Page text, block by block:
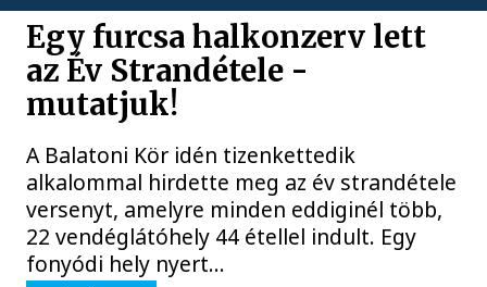
Egy furcsa halkonzerv lett
az Év Strandétele -
mutatjuk!
A Balatoni Kör idén tizenkettedik
alkalommal hirdette meg az év strandétele
versenyt, amelyre minden eddiginél több,
22 vendéglátóhely 44 étellel indult. Egy
fonyódi hely nyert...